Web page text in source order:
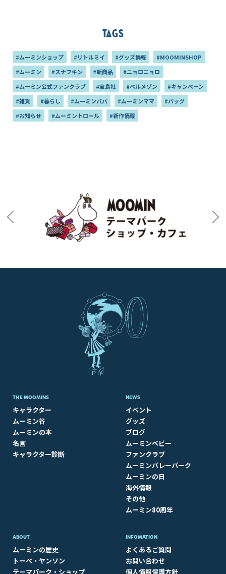
Tags
#ムーミンショップ #リトルミイ #グッズ情報
#MOOMINSHOP
#ムーミン
#スナフキン #新商品
#ニョロニョロ
#ムーミン公式ファンクラブ
#宝島社 #ベルメゾン
#キャンペーン
#雑貨
#暮らし #ムーミンパパ #ムーミンママ
#バッグ
#お知らせ
#ムーミントロール #新作情報
THE MOOMINS
キャラクター
ムーミン谷
ムーミンの本
名言
キャラクター診断
NEWS
イベント
グッズ
ブログ
ムーミンベビー
ファンクラブ
ムーミンバレーパーク
ムーミンの日
海外情報
その他
ムーミン80周年
ABOUT​
ムーミンの歴史
トーベ・ヤンソン
テーマパーク・ショップ
INFOMATION
よくあるご質問
お問い合わせ
個人情報保護方針